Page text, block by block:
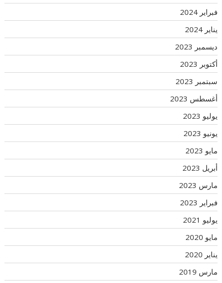
فبراير 2024
يناير 2024
ديسمبر 2023
أكتوبر 2023
سبتمبر 2023
أغسطس 2023
يوليو 2023
يونيو 2023
مايو 2023
أبريل 2023
مارس 2023
فبراير 2023
يوليو 2021
مايو 2020
يناير 2020
مارس 2019